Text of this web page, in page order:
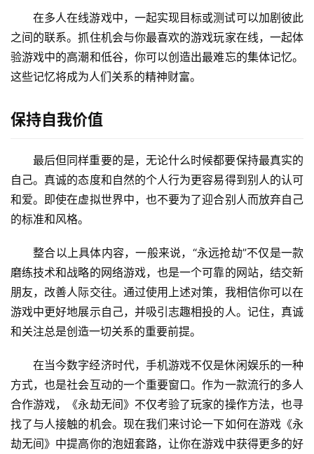
在多人在线游戏中，一起实现目标或测试可以加剧彼此
之间的联系。抓住机会与你最喜欢的游戏玩家在线，一起体
验游戏中的高潮和低谷，你可以创造出最难忘的集体记忆。
这些记忆将成为人们关系的精神财富。
保持自我价值
最后但同样重要的是，无论什么时候都要保持最真实的
自己。真诚的态度和自然的个人行为更容易得到别人的认可
和爱。即使在虚拟世界中，也不要为了迎合别人而放弃自己
的标准和风格。
整合以上具体内容，一般来说，“永远抢劫”不仅是一款
磨练技术和战略的网络游戏，也是一个可靠的网站，结交新
朋友，改善人际交往。通过使用上述对策，我相信你可以在
游戏中更好地展示自己，并吸引志趣相投的人。记住，真诚
和关注总是创造一切关系的重要前提。
在当今数字经济时代，手机游戏不仅是休闲娱乐的一种
方式，也是社会互动的一个重要窗口。作为一款流行的多人
合作游戏，《永劫无间》不仅考验了玩家的操作方法，也寻
找了与人接触的机会。现在我们来讨论一下如何在游戏《永
劫无间》中提高你的泡妞套路，让你在游戏中获得更多的好